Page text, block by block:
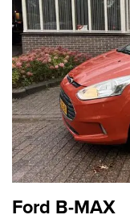
Ford B-MAX